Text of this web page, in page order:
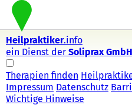
Heilpraktiker.info
ein Dienst der Soliprax GmbH
Therapien finden
Impressum Datenschutz
Wichtige Hinweise